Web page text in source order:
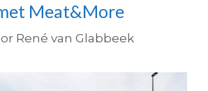
Meat&More
René van Glabbeek